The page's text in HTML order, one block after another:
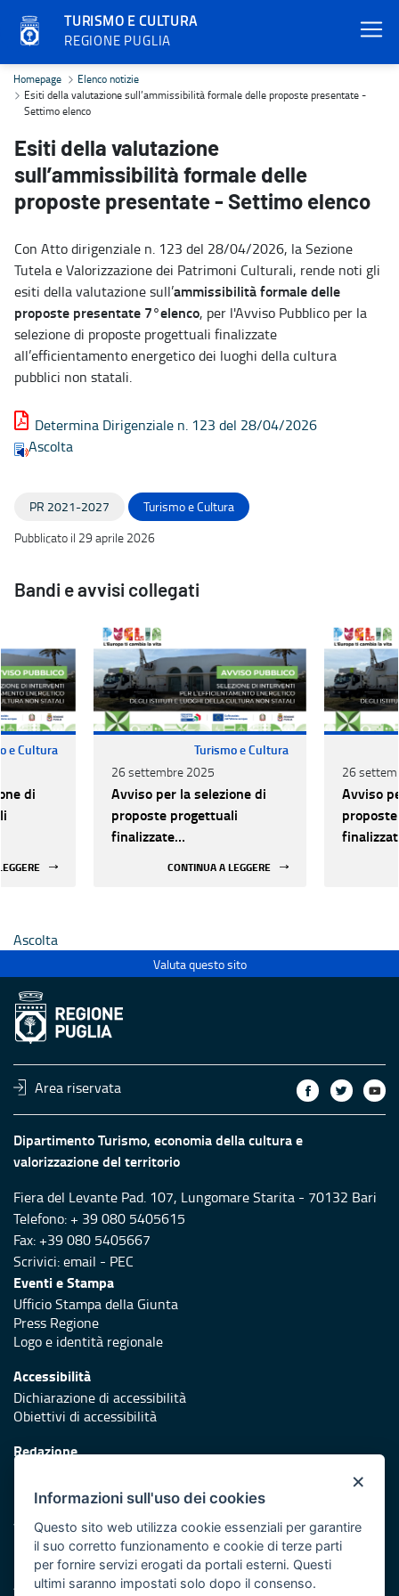
TURISMO E CULTURA
REGIONE PUGLIA
Esiti della valutazione sull’ammissibilità formale delle proposte
Homepage
Elenco notizie
Esiti della valutazione sull’ammissibilità formale delle proposte presentate -
Settimo elenco
Esiti della valutazione
sull’ammissibilità formale delle
proposte presentate - Settimo elenco
Con Atto dirigenziale n. 123 del 28/04/2026, la Sezione
Tutela e Valorizzazione dei Patrimoni Culturali, rende noti gli
esiti della valutazione sull’ammissibilità formale delle
proposte presentate 7°elenco, per l'Avviso Pubblico per la
selezione di proposte progettuali finalizzate
all’efficientamento energetico dei luoghi della cultura
pubblici non statali.
Determina Dirigenziale n. 123 del 28/04/2026
Ascolta
PR 2021-2027
Turismo e Cultura
Pubblicato il 29 aprile 2026
Bandi e avvisi collegati
e Cultura
di
Turismo e Cultura
26 settembre 2025
Avviso per la selezione di
proposte progettuali
finalizzate
CONTINUA A LEGGERE
26
Avviso
Ascolta
Valuta questo sito
Area riservata
Dipartimento Turismo, economia della cultura e
valorizzazione del territorio
Fiera del Levante Pad. 107, Lungomare Starita - 70132 Bari
Telefono: + 39 080 5405615
Fax: +39 080 5405667
Scrivici:email - PEC
Eventi e Stampa
Ufficio Stampa della Giunta
Press Regione
Logo e identità regionale
Accessibilità
Dichiarazione di accessibilità
Obiettivi di accessibilità
Redazione
Protezione civile
Vai al sito di Protezione Civile Puglia
Iniziativa finanziata con risorse del POR Puglia 2014/2020 -
Asse XI
×
Informazioni sull'uso dei cookies
Questo sito web utilizza cookie essenziali per garantire
il suo corretto funzionamento e cookie di terze parti
per fornire servizi erogati da portali esterni. Questi
ultimi saranno impostati solo dopo il consenso.